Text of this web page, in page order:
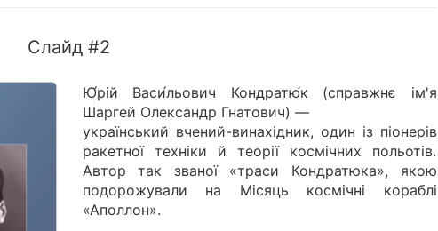
Слайд #2
Ю́рій Васи́льович Кондратю́к (справжнє ім'я
Шаргей Олександр Гнатович) —
український вчений-винахідник, один із піонерів
ракетної техніки й теорії космічних польотів.
Автор так званої «траси Кондратюка», якою
подорожували на Місяць космічні кораблі
«Аполлон».